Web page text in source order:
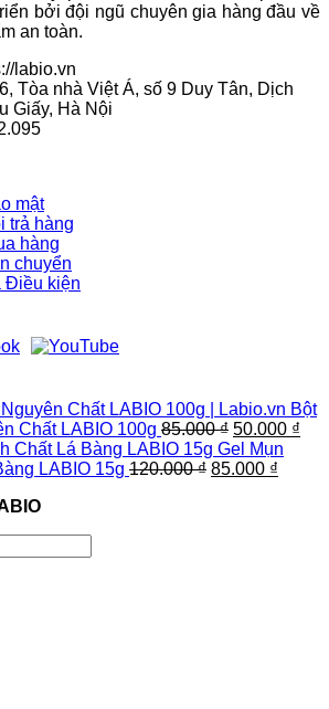
bởi đội ngũ chuyên gia hàng đầu về
an toàn.
labio.vn
Tòa nhà Việt Á, số 9 Duy Tân, Dịch
Giấy, Hà Nội
mật
trả hàng
hàng
chuyển
Điều kiện
Bột
Chất LABIO 100g 85.000₫ Giá
gốc
là:
50.000 ₫
Gel Mụn
LABIO 15g 120.000₫ Giá
85.000 ₫